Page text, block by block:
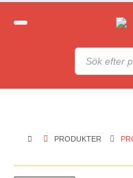
PRODUKTER